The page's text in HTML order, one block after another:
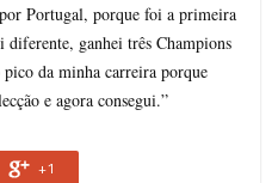
Portugal, porque foi a primeira
ganhei três Champions
da minha carreira porque
e agora consegui.”
+1